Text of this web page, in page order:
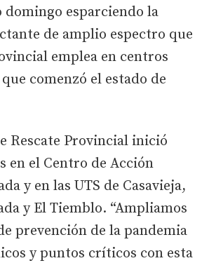
esparciendo la
de amplio espectro que
emplea en centros
comenzó el estado de
Rescate Provincial inició
en el Centro de Acción
y en las UTS de Casavieja,
y El Tiemblo. “Ampliamos
prevención de la pandemia
y puntos críticos con esta